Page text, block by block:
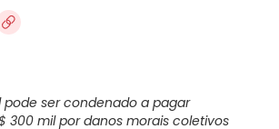
ser condenado a pagar
300 mil por danos morais coletivos